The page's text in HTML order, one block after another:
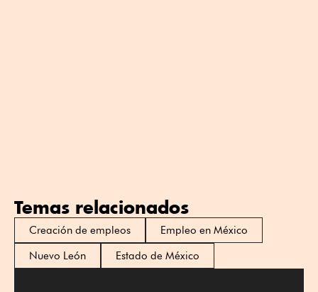
Temas relacionados
Creación de empleos
Empleo en México
Nuevo León
Estado de México